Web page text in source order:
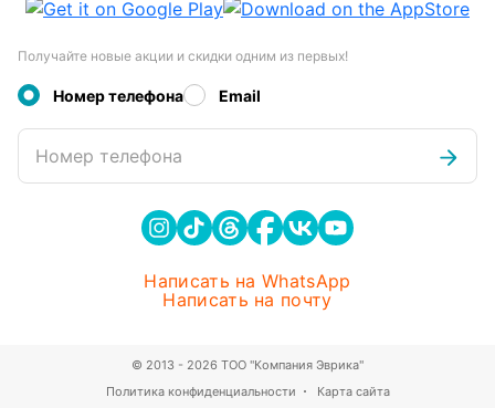
Получайте новые акции и скидки одним из первых!
Номер телефона Email
Номер телефона
Написать на WhatsApp
Написать на почту
Политика конфиденциальности Карта сайта
© 2013 - 2026 ТОО "Компания Эврика"